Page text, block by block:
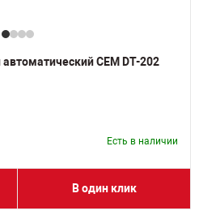
CEM DT-202
Есть в наличии
В один клик